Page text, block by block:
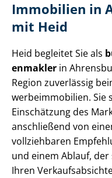
Immobilien in
mit Heid
Heid begleitet Sie als
en­mak­ler in
Region zuverlässig
wer­be­im­mo­bi­li­en.
Einschätzung des
anschließend von
voll­zieh­ba­ren
und einem Ablauf,
Ihren